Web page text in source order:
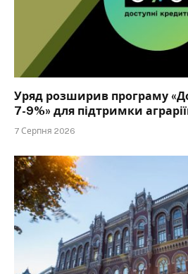
Уряд розширив програму
7-9%» для підтримки
7 Серпня 2026